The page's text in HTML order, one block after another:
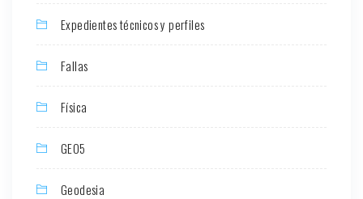
Expedientes técnicos y perfiles
Fallas
Física
GEO5
Geodesia